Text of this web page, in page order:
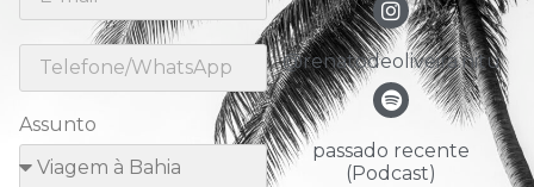
Assunto
@renatodeoliveira.nitu
passado recente
(Podcast)